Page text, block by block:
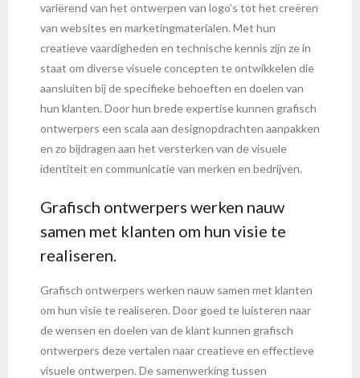
variërend van het ontwerpen van logo’s tot het creëren
van websites en marketingmaterialen. Met hun
creatieve vaardigheden en technische kennis zijn ze in
staat om diverse visuele concepten te ontwikkelen die
aansluiten bij de specifieke behoeften en doelen van
hun klanten. Door hun brede expertise kunnen grafisch
ontwerpers een scala aan designopdrachten aanpakken
en zo bijdragen aan het versterken van de visuele
identiteit en communicatie van merken en bedrijven.
Grafisch ontwerpers werken nauw
samen met klanten om hun visie te
realiseren.
Grafisch ontwerpers werken nauw samen met klanten
om hun visie te realiseren. Door goed te luisteren naar
de wensen en doelen van de klant kunnen grafisch
ontwerpers deze vertalen naar creatieve en effectieve
visuele ontwerpen. De samenwerking tussen